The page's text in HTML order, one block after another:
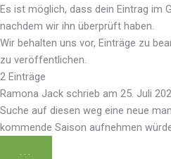
Es ist möglich, dass dein Eintrag im
nachdem wir ihn überprüft haben.
Wir behalten uns vor, Einträge zu
zu veröffentlichen.
2 Einträge
Ramona Jack schrieb am 25. Juli
Suche auf diesen weg eine neue
kommende Saison aufnehmen
...